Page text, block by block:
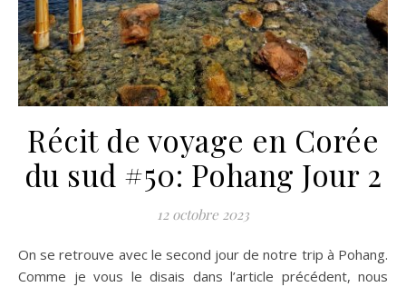
Récit de voyage en Corée
du sud #50: Pohang Jour 2
12 octobre 2023
On se retrouve avec le second jour de notre trip à Pohang.
Comme je vous le disais dans l’article précédent, nous